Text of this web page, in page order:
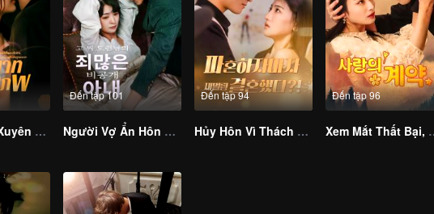
Oán Duyên Xuyên Hai Thế Giới
Đến tập 101
Người Vợ Ẩn Hôn Mang Tội Của Cố Thiếu (Bản Tiếng Hàn_
Đến tập 94
Hủy Hôn Vì Thách Cưới, Tôi Kết Hôn Với Tỷ Phú (Bản Tiếng Hàn)
Đến tập 96
Xem Mắt Thất